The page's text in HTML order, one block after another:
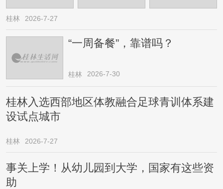
桂林 2026-7-27
“一周备餐”，靠谱吗？
桂林 2026-7-30
桂林入选西部地区体教融合足球青训体系建
设试点城市
桂林 2026-7-27
事关上学！从幼儿园到大学，国家有这些资
助